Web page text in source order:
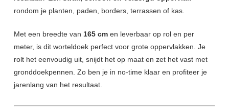
rondom je planten, paden, borders, terrassen of kas.
Met een breedte van 165 cmen leverbaar op rol en per
meter, is dit worteldoek perfect voor grote oppervlakken. Je
rolt het eenvoudig uit, snijdt het op maat en zet het vast met
gronddoekpennen. Zo ben je in no-time klaar en profiteer je
jarenlang van het resultaat.